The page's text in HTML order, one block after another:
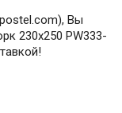
Вы
230х250 PW333-